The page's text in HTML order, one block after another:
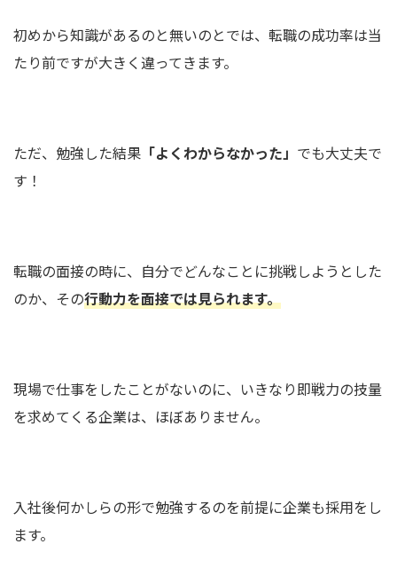
初めから知識があるのと無いのとでは、転職の成功率は当
たり前ですが大きく違ってきます。
ただ、勉強した結果 「よくわからなかった」 でも大丈夫で
す！
転職の面接の時に、自分でどんなことに挑戦しようとした
のか、その行動力を面接では見られます。
現場で仕事をしたことがないのに、いきなり即戦力の技量
を求めてくる企業は、ほぼありません。
入社後何かしらの形で勉強するのを前提に企業も採用をし
ます。